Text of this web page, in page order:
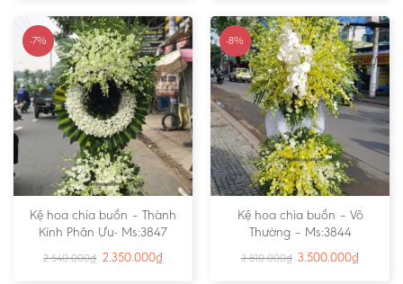
-7%
Kệ hoa chia buồn – Thành
Kính Phân Ưu- Ms:3847
2.540.000₫ 2.350.000₫
-8%
Kệ hoa chia buồn – Vô
Thường – Ms:3844
3.810.000₫ 3.500.000₫